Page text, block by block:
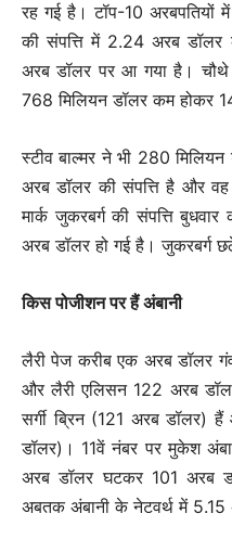
रह गई है। टॉप-10 अरबपतियों में
की संपत्ति में 2.24 अरब
अरब डॉलर पर आ गया है। चौथे
768 मिलियन डॉलर कम होकर
स्टीव बाल्मर ने भी 280
अरब डॉलर की संपत्ति है और
मार्क जुकरबर्ग की संपत्ति
अरब डॉलर हो गई है। जुकरबर्ग
किस पोजीशन पर हैं अंबानी
लैरी पेज करीब एक अरब डॉलर
और लैरी एलिसन 122 अरब
सर्गी ब्रिन (121 अरब डॉलर)
डॉलर)। 11वें नंबर पर मुकेश
अरब डॉलर घटकर 101 अरब
अबतक अंबानी के नेटवर्थ में 5.15